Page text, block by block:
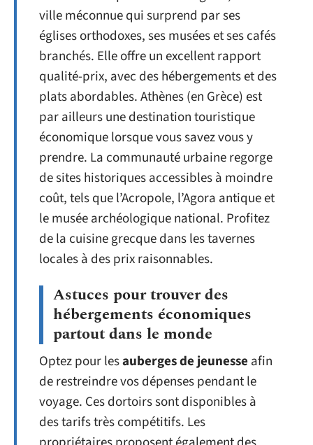
ville méconnue qui surprend par ses
églises orthodoxes, ses musées et ses cafés
branchés. Elle offre un excellent rapport
qualité-prix, avec des hébergements et des
plats abordables. Athènes (en Grèce) est
par ailleurs une destination touristique
économique lorsque vous savez vous y
prendre. La communauté urbaine regorge
de sites historiques accessibles à moindre
coût, tels que l’Acropole, l’Agora antique et
le musée archéologique national. Profitez
de la cuisine grecque dans les tavernes
locales à des prix raisonnables.
Astuces pour trouver des
hébergements économiques
partout dans le monde
Optez pour lesauberges de jeunesse afin
de restreindre vos dépenses pendant le
voyage. Ces dortoirs sont disponibles à
des tarifs très compétitifs. Les